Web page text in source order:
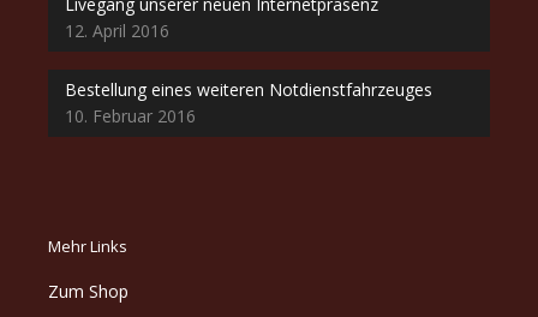
12. April 2016
Bestellung eines weiteren Notdienstfahrzeuges
10. Februar 2016
Mehr Links
Zum Shop